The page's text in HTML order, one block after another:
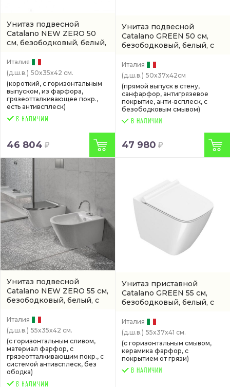
Унитаз подвесной
Catalano NEW ZERO 50
см, безободковый, белый,
(0111500001 / 1VSZ50R00)
Италия
(д.ш.в.) 50x35x42 см.
(короткий, с горизонтальным
выпуском, из фарфора,
грязеотталкивающее покр.,
есть антивсплеск)
46 804
Унитаз подвесной
Catalano GREEN 50 см,
безободковый, белый, с
(0411500001 /
1VS50RGR00)
Италия
(д.ш.в.) 50x37x42см
(прямой выпуск в стену,
санфарфор, антигрязевое
покрытие, анти-всплеск, с
безободковым смывом)
В НАЛИЧИИ
47 980
Унитаз подвесной
Catalano NEW ZERO 55 см,
безободковый, белый, с
(0111550001 / 1VS55NR00)
Италия
(д.ш.в.) 55x35x42 см.
(с горизонтальным сливом,
материал фарфор, с
грязеотталкивающим покр., с
системой антивсплеск, без
ободка)
Унитаз приставной
Catalano GREEN 55 см,
безободковый, белый, с
0412350001 /
1VP55RGR00)
Италия
(д.ш.в.) 55x37x41 см.
(с горизонтальным смывом,
керамика фарфор, с
покрытием от грязи)
В НАЛИЧИИ